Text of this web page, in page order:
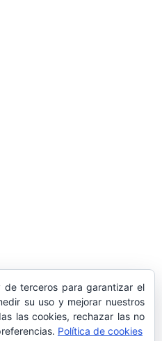
TARRAGONA
LA “CENA DE GALA
de terceros para garantizar el
su uso y mejorar nuestros
las cookies, rechazar las no
Política de cookies